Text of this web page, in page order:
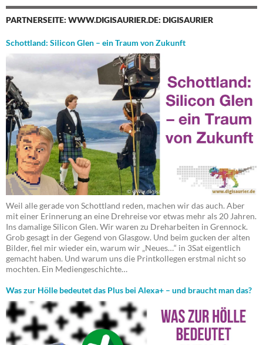
PARTNERSEITE: WWW.DIGISAURIER.DE: DIGISAURIER
Schottland: Silicon Glen – ein Traum von Zukunft
Weil alle gerade von Schottland reden, machen wir das auch. Aber
mit einer Erinnerung an eine Drehreise vor etwas mehr als 20 Jahren.
Ins damalige Silicon Glen. Wir waren zu Dreharbeiten in Grennock.
Grob gesagt in der Gegend von Glasgow. Und beim gucken der alten
Bilder, fiel mir wieder ein, warum wir „Neues…“ in 3Sat eigentlich
gemacht haben. Und warum uns die Printkollegen erstmal nicht so
mochten. Ein Mediengeschichte…
Was zur Hölle bedeutet das Plus bei Alexa+ – und braucht man das?